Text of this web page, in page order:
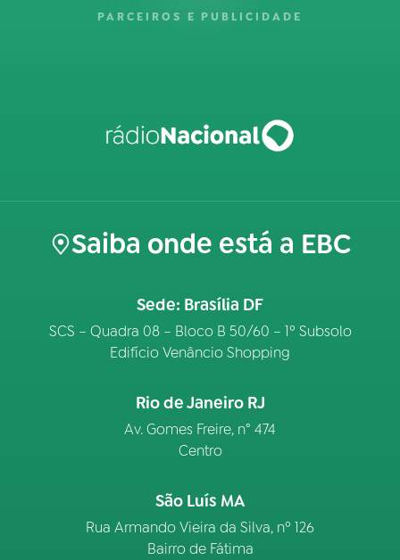
PARCEIROS E PUBLICIDADE
Saiba onde está a EBC
Sede: Brasília DF
SCS – Quadra 08 – Bloco B 50/60 – 1º Subsolo
Edifício Venâncio Shopping
Rio de Janeiro RJ
Av. Gomes Freire, n° 474
Centro
São Luís MA
Rua Armando Vieira da Silva, nº 126
Bairro de Fátima